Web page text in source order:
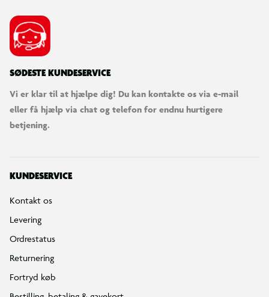
SØDESTE KUNDESERVICE
Vi er klar til at hjælpe dig! Du kan kontakte os via e-mail
eller få hjælp via chat og telefon for endnu hurtigere
betjening.
KUNDESERVICE
Kontakt os
Levering
Ordrestatus
Returnering
Fortryd køb